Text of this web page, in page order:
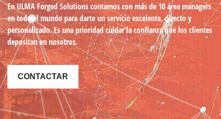
En ULMA Forged Solutions contamos con más de 10 área managers
en todo el mundopara darte un servicio excelente, directo y
personalizado. Es una prioridad cuidar la confianza que los clientes
depositan en nosotros.
CONTACTAR